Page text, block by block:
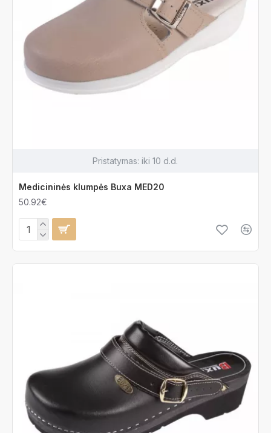
Pristatymas: iki 10 d.d.
Medicininės klumpės Buxa MED20
50.92€